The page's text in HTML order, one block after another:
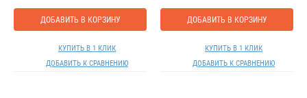
ДОБАВИТЬ В КОРЗИНУ
КУПИТЬ В 1 КЛИК
ДОБАВИТЬ К СРАВНЕНИЮ
ДОБАВИТЬ В КОРЗИНУ
КУПИТЬ В 1 КЛИК
ДОБАВИТЬ К СРАВНЕНИЮ